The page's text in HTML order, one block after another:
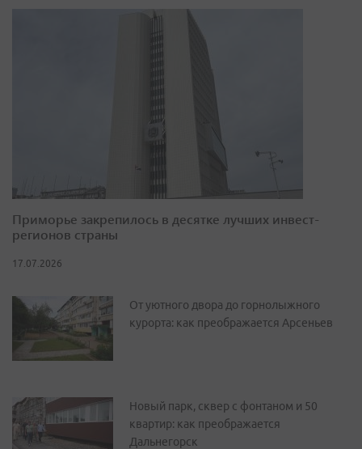
Приморье закрепилось в десятке лучших инвест-
регионов страны
17.07.2026
От уютного двора до горнолыжного
курорта: как преображается Арсеньев
Новый парк, сквер с фонтаном и 50
квартир: как преображается
Дальнегорск